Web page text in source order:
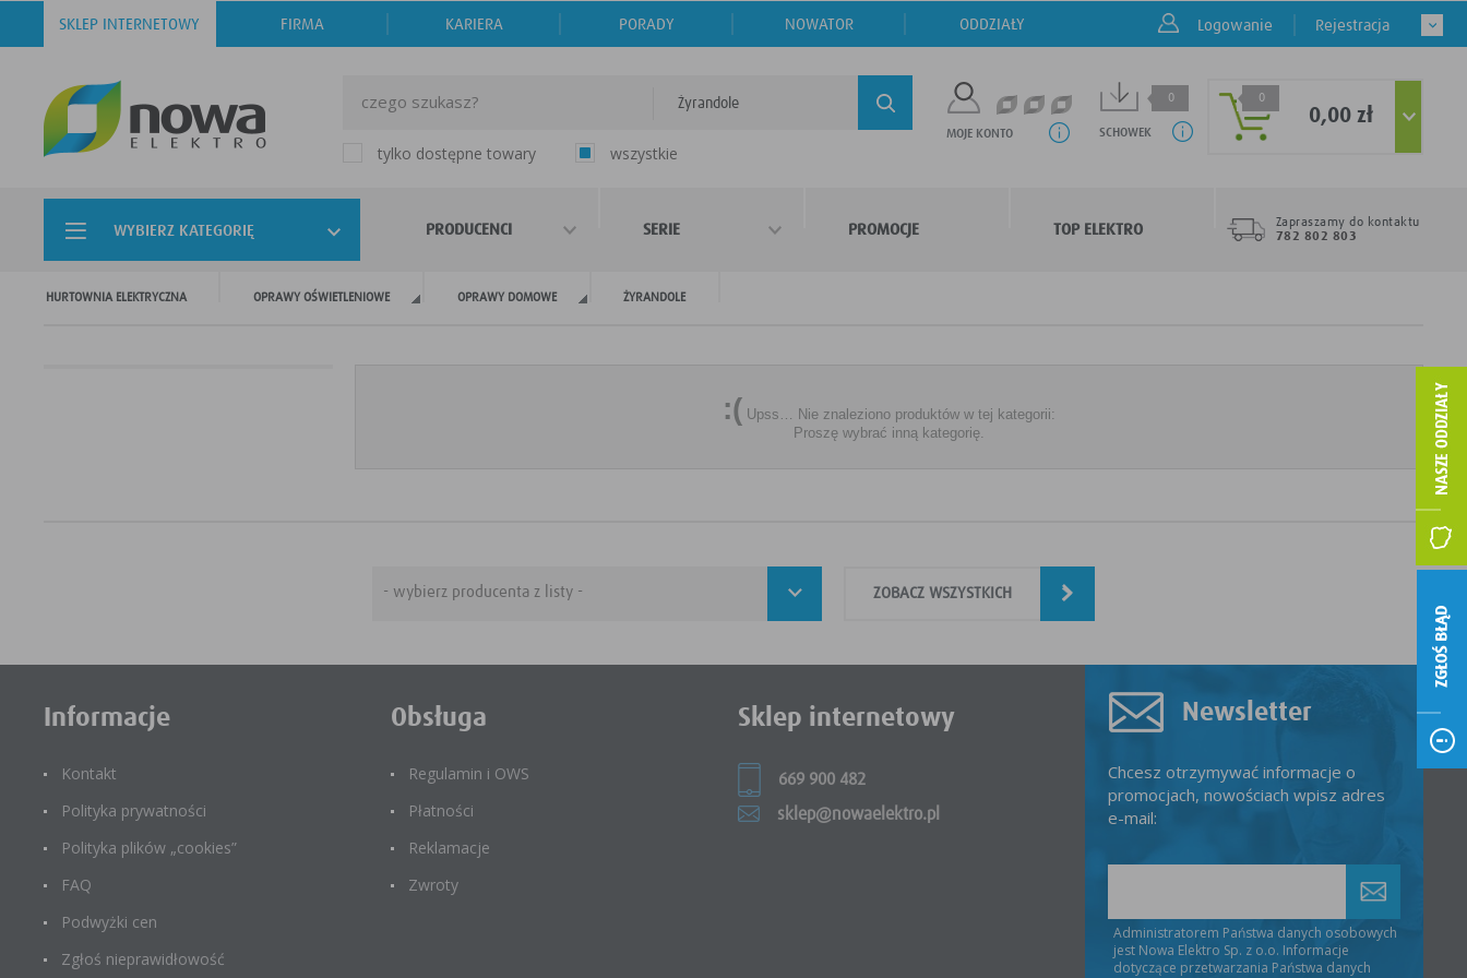
SKLEP INTERNETOWY FIRMA KARIERA PORADY NOWATOR ODDZIAŁY Logowanie Rejestracja
Żyrandole
tylko dostępne towary wszystkie
MOJE KONTO SCHOWEK
0 0
0,00 zł
WYBIERZ KATEGORIĘ PRODUCENCI SERIE PROMOCJE TOP ELEKTRO
Zapraszamy do kontaktu
782 802 803
HURTOWNIA ELEKTRYCZNA OPRAWY OŚWIETLENIOWE OPRAWY DOMOWE ŻYRANDOLE
:( Upss… Nie znaleziono produktów w tej kategorii:
Proszę wybrać inną kategorię.
ZOBACZ WSZYSTKICH
Informacje
Kontakt
Polityka prywatności
Polityka plików „cookies”
FAQ
Podwyżki cen
Zgłoś nieprawidłowość
Obsługa
Regulamin i OWS
Płatności
Reklamacje
Zwroty
Sklep internetowy
669 900 482
sklep@nowaelektro.pl
Newsletter
Chcesz otrzymywać informacje o
promocjach, nowościach wpisz adres
e-mail:
Administratorem Państwa danych osobowych
jest Nowa Elektro Sp. z o.o. Informacje
dotyczące przetwarzania Państwa danych
ZGŁOŚ BŁĄD